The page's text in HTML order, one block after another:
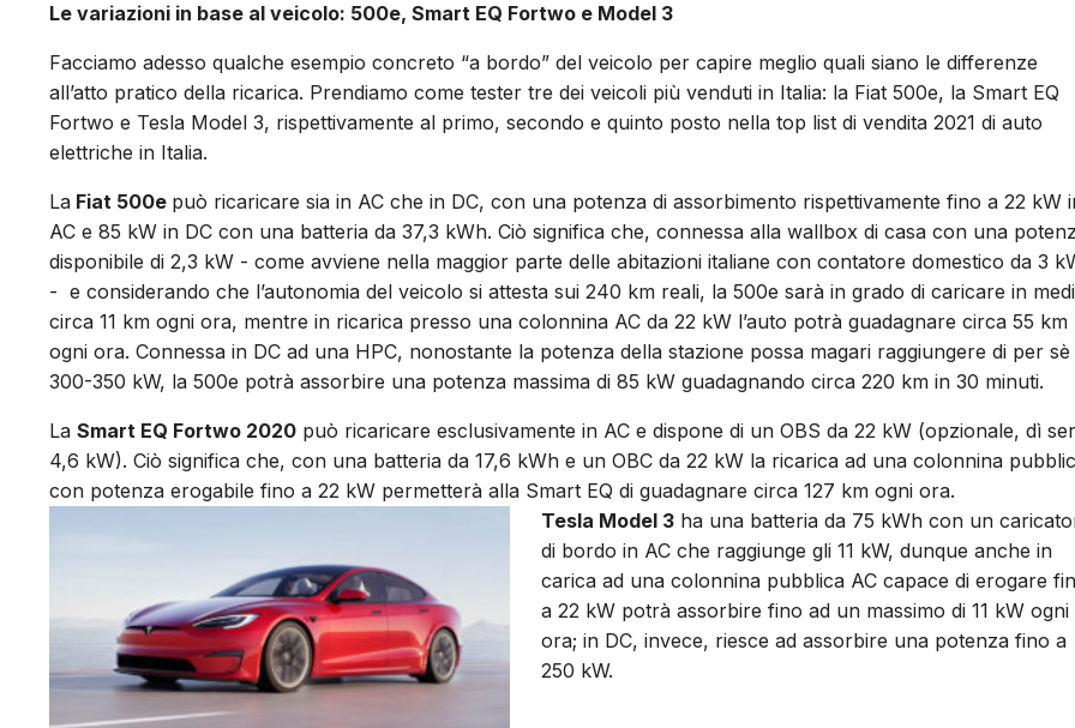
Le variazioni in base al veicolo: 500e, Smart EQ Fortwo e Model 3
Facciamo adesso qualche esempio concreto “a bordo” del veicolo per capire meglio quali siano le differenze
all’atto pratico della ricarica. Prendiamo come tester tre dei veicoli più venduti in Italia: la Fiat 500e, la Smart EQ
Fortwo e Tesla Model 3, rispettivamente al primo, secondo e quinto posto nella top list di vendita 2021 di auto
elettriche in Italia.
La Fiat 500e può ricaricare sia in AC che in DC, con una potenza di assorbimento rispettivamente fino a 22 kW
AC e 85 kW in DC con una batteria da 37,3 kWh. Ciò significa che, connessa alla wallbox di casa con una
disponibile di 2,3 kW - come avviene nella maggior parte delle abitazioni italiane con contatore domestico da 3
- e considerando che l’autonomia del veicolo si attesta sui 240 km reali, la 500e sarà in grado di caricare in
circa 11 km ogni ora, mentre in ricarica presso una colonnina AC da 22 kW l’auto potrà guadagnare circa 55 km
ogni ora. Connessa in DC ad una HPC, nonostante la potenza della stazione possa magari raggiungere di per sè
300-350 kW, la 500e potrà assorbire una potenza massima di 85 kW guadagnando circa 220 km in 30 minuti.
La Smart EQ Fortwo 2020 può ricaricare esclusivamente in AC e dispone di un OBS da 22 kW (opzionale, dì
4,6 kW). Ciò significa che, con una batteria da 17,6 kWh e un OBC da 22 kW la ricarica ad una colonnina
con potenza erogabile fino a 22 kW permetterà alla Smart EQ di guadagnare circa 127 km ogni ora.
Tesla Model 3 ha una batteria da 75 kWh con un
di bordo in AC che raggiunge gli 11 kW, dunque anche in
carica ad una colonnina pubblica AC capace di erogare
a 22 kW potrà assorbire fino ad un massimo di 11 kW ogni
ora; in DC, invece, riesce ad assorbire una potenza fino a
250 kW.